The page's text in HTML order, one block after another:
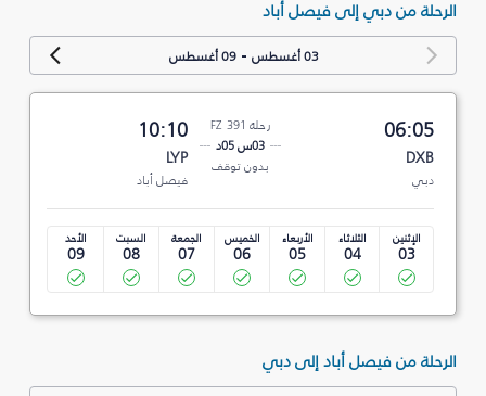
الرحلة من دبي إلى فيصل أباد
03 أغسطس -09 أغسطس
06:05
DXB
دبي
رحلة FZ 391
03س 05د
بدون توقف
10:10
LYP
فيصل أباد
الإثنين
03
الثلاثاء
04
الأربعاء
05
الخميس
06
الجمعة
07
السبت
08
الأحد
09
الرحلة من فيصل أباد إلى دبي